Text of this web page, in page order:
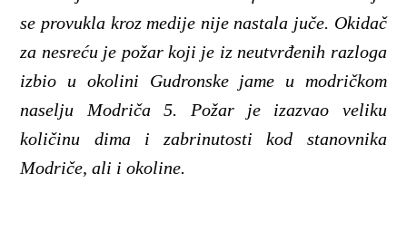
se provukla kroz medije nije nastala juče. Okidač
za nesreću je požar koji je iz neutvrđenih razloga
izbio u okolini Gudronske jame u modričkom
naselju Modriča 5. Požar je izazvao veliku
količinu dima i zabrinutosti kod stanovnika
Modriče, ali i okoline.